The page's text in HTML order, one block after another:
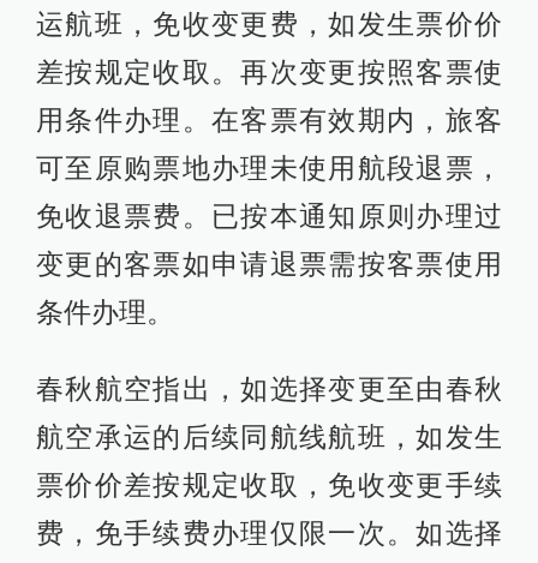
运航班，免收变更费，如发生票价价
差按规定收取。再次变更按照客票使
用条件办理。在客票有效期内，旅客
可至原购票地办理未使用航段退票，
免收退票费。已按本通知原则办理过
变更的客票如申请退票需按客票使用
条件办理。
春秋航空指出，如选择变更至由春秋
航空承运的后续同航线航班，如发生
票价价差按规定收取，免收变更手续
费，免手续费办理仅限一次。如选择